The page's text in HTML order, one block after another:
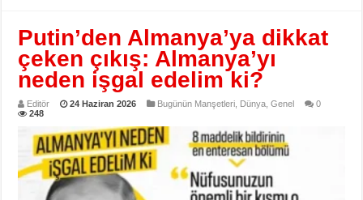
Putin’den Almanya’ya dikkat
çeken çıkış: Almanya’yı
neden işgal edelim ki?
Editör 24 Haziran 2026 Bugünün Manşetleri, Dünya,Genel
0
248